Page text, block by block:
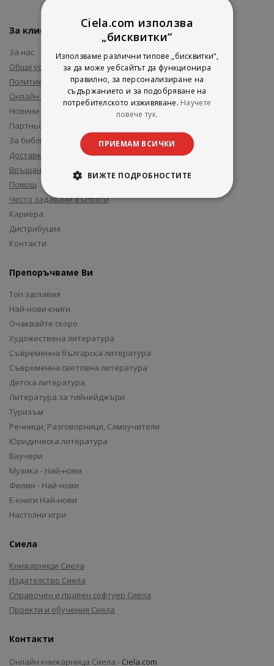
За клиенти
За нас
Общи условия
Политика за поверителност
Онлайн решаване на спорове
Новини и събития
Партньори и приятели
За библиотеки
Доставка
Връщане
Помощ
Често задавани въпроси
Кариера
Дистрибуция
Контакти
Препоръчваме Ви
Топ заглавия
Най-нови книги
Очаквайте скоро
Художествена литература
Съвременна българска литература
Съвременна световна литература
Детска литература
Литература за тийнейджъри
Туризъм
Речници, Разговорници, Самоучители
Юридическа литература
Ваучери
Музика - Най-нови
Филми - Най-нови
Е-книги Най-нови
Настолни игри
Сиела
Книжарници Сиела
Издателство Сиела
Справочен и правен софтуер Сиела
Проекти и обучения Сиела
Контакти
Онлайн книжарница Сиела - Ciela.com
Ciela.com използва
„бисквитки“
Използваме различни типове „бисквитки“,
за да може уебсайтът да функционира
правилно, за персонализиране на
съдържанието и за подобряване на
потребителското изживяване. Научете
повече тук.
ПРИЕМАМ ВСИЧКИ
ВИЖТЕ ПОДРОБНОСТИТЕ